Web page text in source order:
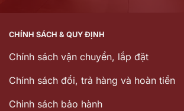
CHÍNH SÁCH & QUY ĐỊNH
Chính sách vận chuyển, lắp đặt
Chính sách đổi, trả hàng và hoàn tiền
Chinh sách bảo hành